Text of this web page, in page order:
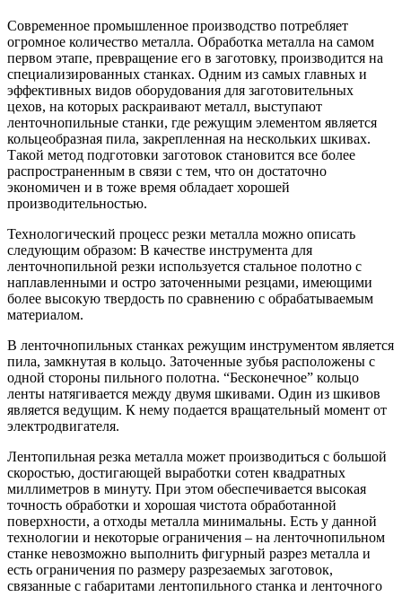
Современное промышленное производство потребляет
огромное количество металла. Обработка металла на самом
первом этапе, превращение его в заготовку, производится на
специализированных станках. Одним из самых главных и
эффективных видов оборудования для заготовительных
цехов, на которых раскраивают металл, выступают
ленточнопильные станки, где режущим элементом является
кольцеобразная пила, закрепленная на нескольких шкивах.
Такой метод подготовки заготовок становится все более
распространенным в связи с тем, что он достаточно
экономичен и в тоже время обладает хорошей
производительностью.
Технологический процесс резки металла можно описать
следующим образом: В качестве инструмента для
ленточнопильной резки используется стальное полотно с
наплавленными и остро заточенными резцами, имеющими
более высокую твердость по сравнению с обрабатываемым
материалом.
В ленточнопильных станках режущим инструментом является
пила, замкнутая в кольцо. Заточенные зубья расположены с
одной стороны пильного полотна. “Бесконечное” кольцо
ленты натягивается между двумя шкивами. Один из шкивов
является ведущим. К нему подается вращательный момент от
электродвигателя.
Лентопильная резка металла может производиться с большой
скоростью, достигающей выработки сотен квадратных
миллиметров в минуту. При этом обеспечивается высокая
точность обработки и хорошая чистота обработанной
поверхности, а отходы металла минимальны. Есть у данной
технологии и некоторые ограничения – на ленточнопильном
станке невозможно выполнить фигурный разрез металла и
есть ограничения по размеру разрезаемых заготовок,
связанные с габаритами лентопильного станка и ленточного